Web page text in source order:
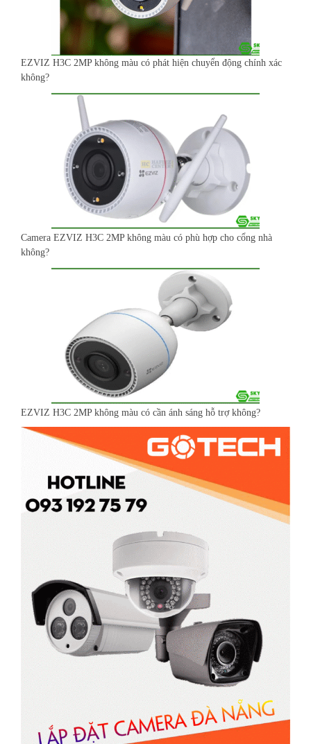
EZVIZ H3C 2MP không màu có phát hiện chuyển động chính xác
không?
Camera EZVIZ H3C 2MP không màu có phù hợp cho cổng nhà
không?
EZVIZ H3C 2MP không màu có cần ánh sáng hỗ trợ không?